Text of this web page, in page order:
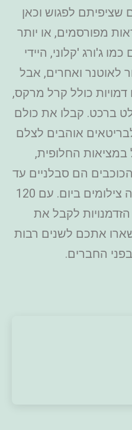
לפגוש וכאן
מפורסמים, או יותר
ג'ורג 'קלוני, היידי
לאוטנר ואחרים, אבל
כולל קרל מרקס,
ברכט. קבלו את כולם
אוהבים לצלם
החלופית,
הכוכבים הם סבלניים עד
אין קץ למרות כל כך הרבה צילומים ביום. עם 120
לקבל את
אתכם לשנים רבות
בפני החברים.